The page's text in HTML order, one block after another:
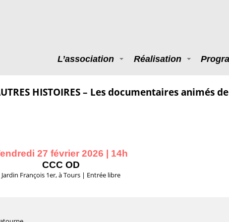
L’association Réalisation
HISTOIRES – Les documentaires animés de
27 février 2026 | 14h
CCC OD
Jardin François 1er, à Tours | Entrée libre